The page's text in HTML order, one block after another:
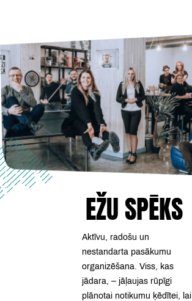
saturu
Galvenās
EŽUSPĒKS
Aktīvu, radošu un
nestandarta pasākumu
organizēšana. Viss, kas
jādara, – jāļaujas rūpīgi
plānotai notikumu ķēdītei, lai